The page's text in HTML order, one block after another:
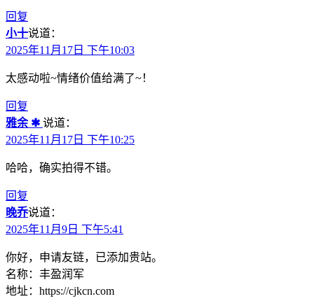
回复
小十说道：
2025年11月17日 下午10:03
太感动啦~情绪价值给满了~！
回复
雅余 ✱ 说道：
2025年11月17日 下午10:25
哈哈，确实拍得不错。
回复
晚乔说道：
2025年11月9日 下午5:41
你好，申请友链，已添加贵站。
名称：丰盈润军
地址：https://cjkcn.com